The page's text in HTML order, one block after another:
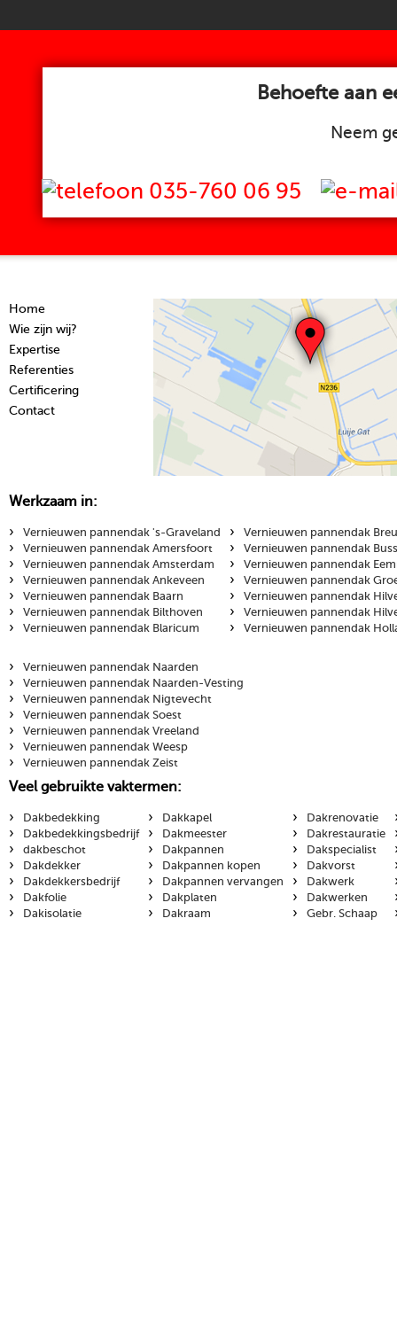
Behoefte aan
Neem
035-760 06 95
Home
Wie zijn wij?
Expertise
Referenties
Certificering
Contact
Werkzaam in:
›
Vernieuwen pannendak 's-Graveland
› Vernieuwen pannendak Amersfoort
› Vernieuwen pannendak Amsterdam
› Vernieuwen pannendak Ankeveen
› Vernieuwen pannendak Baarn
› Vernieuwen pannendak Bilthoven
› Vernieuwen pannendak Blaricum
› Vernieuwen pannendak
› Vernieuwen pannendak
› Vernieuwen pannendak
› Vernieuwen pannendak
› Vernieuwen pannendak
› Vernieuwen pannendak
› Vernieuwen pannendak
› Vernieuwen pannendak Naarden
› Vernieuwen pannendak Naarden-Vesting
› Vernieuwen pannendak Nigtevecht
› Vernieuwen pannendak Soest
› Vernieuwen pannendak Vreeland
› Vernieuwen pannendak Weesp
› Vernieuwen pannendak Zeist
Veel gebruikte vaktermen:
›
Dakbedekking
› Dakbedekkingsbedrijf
› dakbeschot
› Dakdekker
› Dakdekkersbedrijf
› Dakfolie
› Dakisolatie
› Dakkapel
› Dakmeester
› Dakpannen
› Dakpannen kopen
› Dakpannen vervangen
› Dakplaten
› Dakraam
› Dakrenovatie
› Dakrestauratie
› Dakspecialist
› Dakvorst
› Dakwerk
› Dakwerken
› Gebr. Schaap